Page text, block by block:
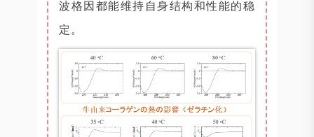
波格因都能维持自身结构和性能的稳
定。